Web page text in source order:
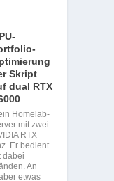
Skript
dual RTX
Homelab-
mit zwei
RTX
Er bedient
dabei
An
etwas